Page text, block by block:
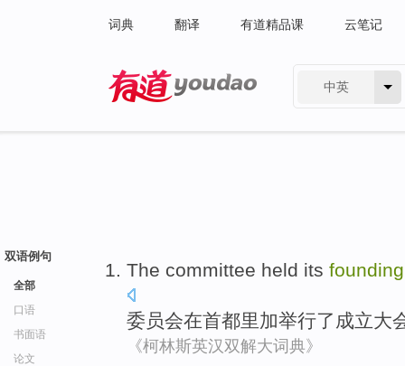
词典 翻译 有道精品课 云笔记
中英
双语例句
全部
口语
书面语
论文
The committee held its founding
委员会在首都里加举行了 成立大
《柯林斯英汉双解大词典》